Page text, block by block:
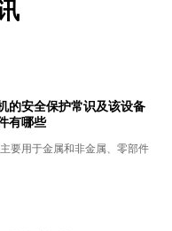
的安全保护常识及该设备
有哪些
要用于金属和非金属、零部件